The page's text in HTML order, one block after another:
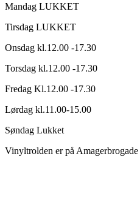
Mandag LUKKET
Tirsdag LUKKET
Onsdag kl.12.00 -17.30
Torsdag kl.12.00 -17.30
Fredag Kl.12.00 -17.30
Lørdag kl.11.00-15.00
Søndag Lukket
Vinyltrolden er på